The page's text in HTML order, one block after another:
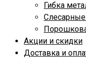
Гибка
Акции и скидки
Доставка и